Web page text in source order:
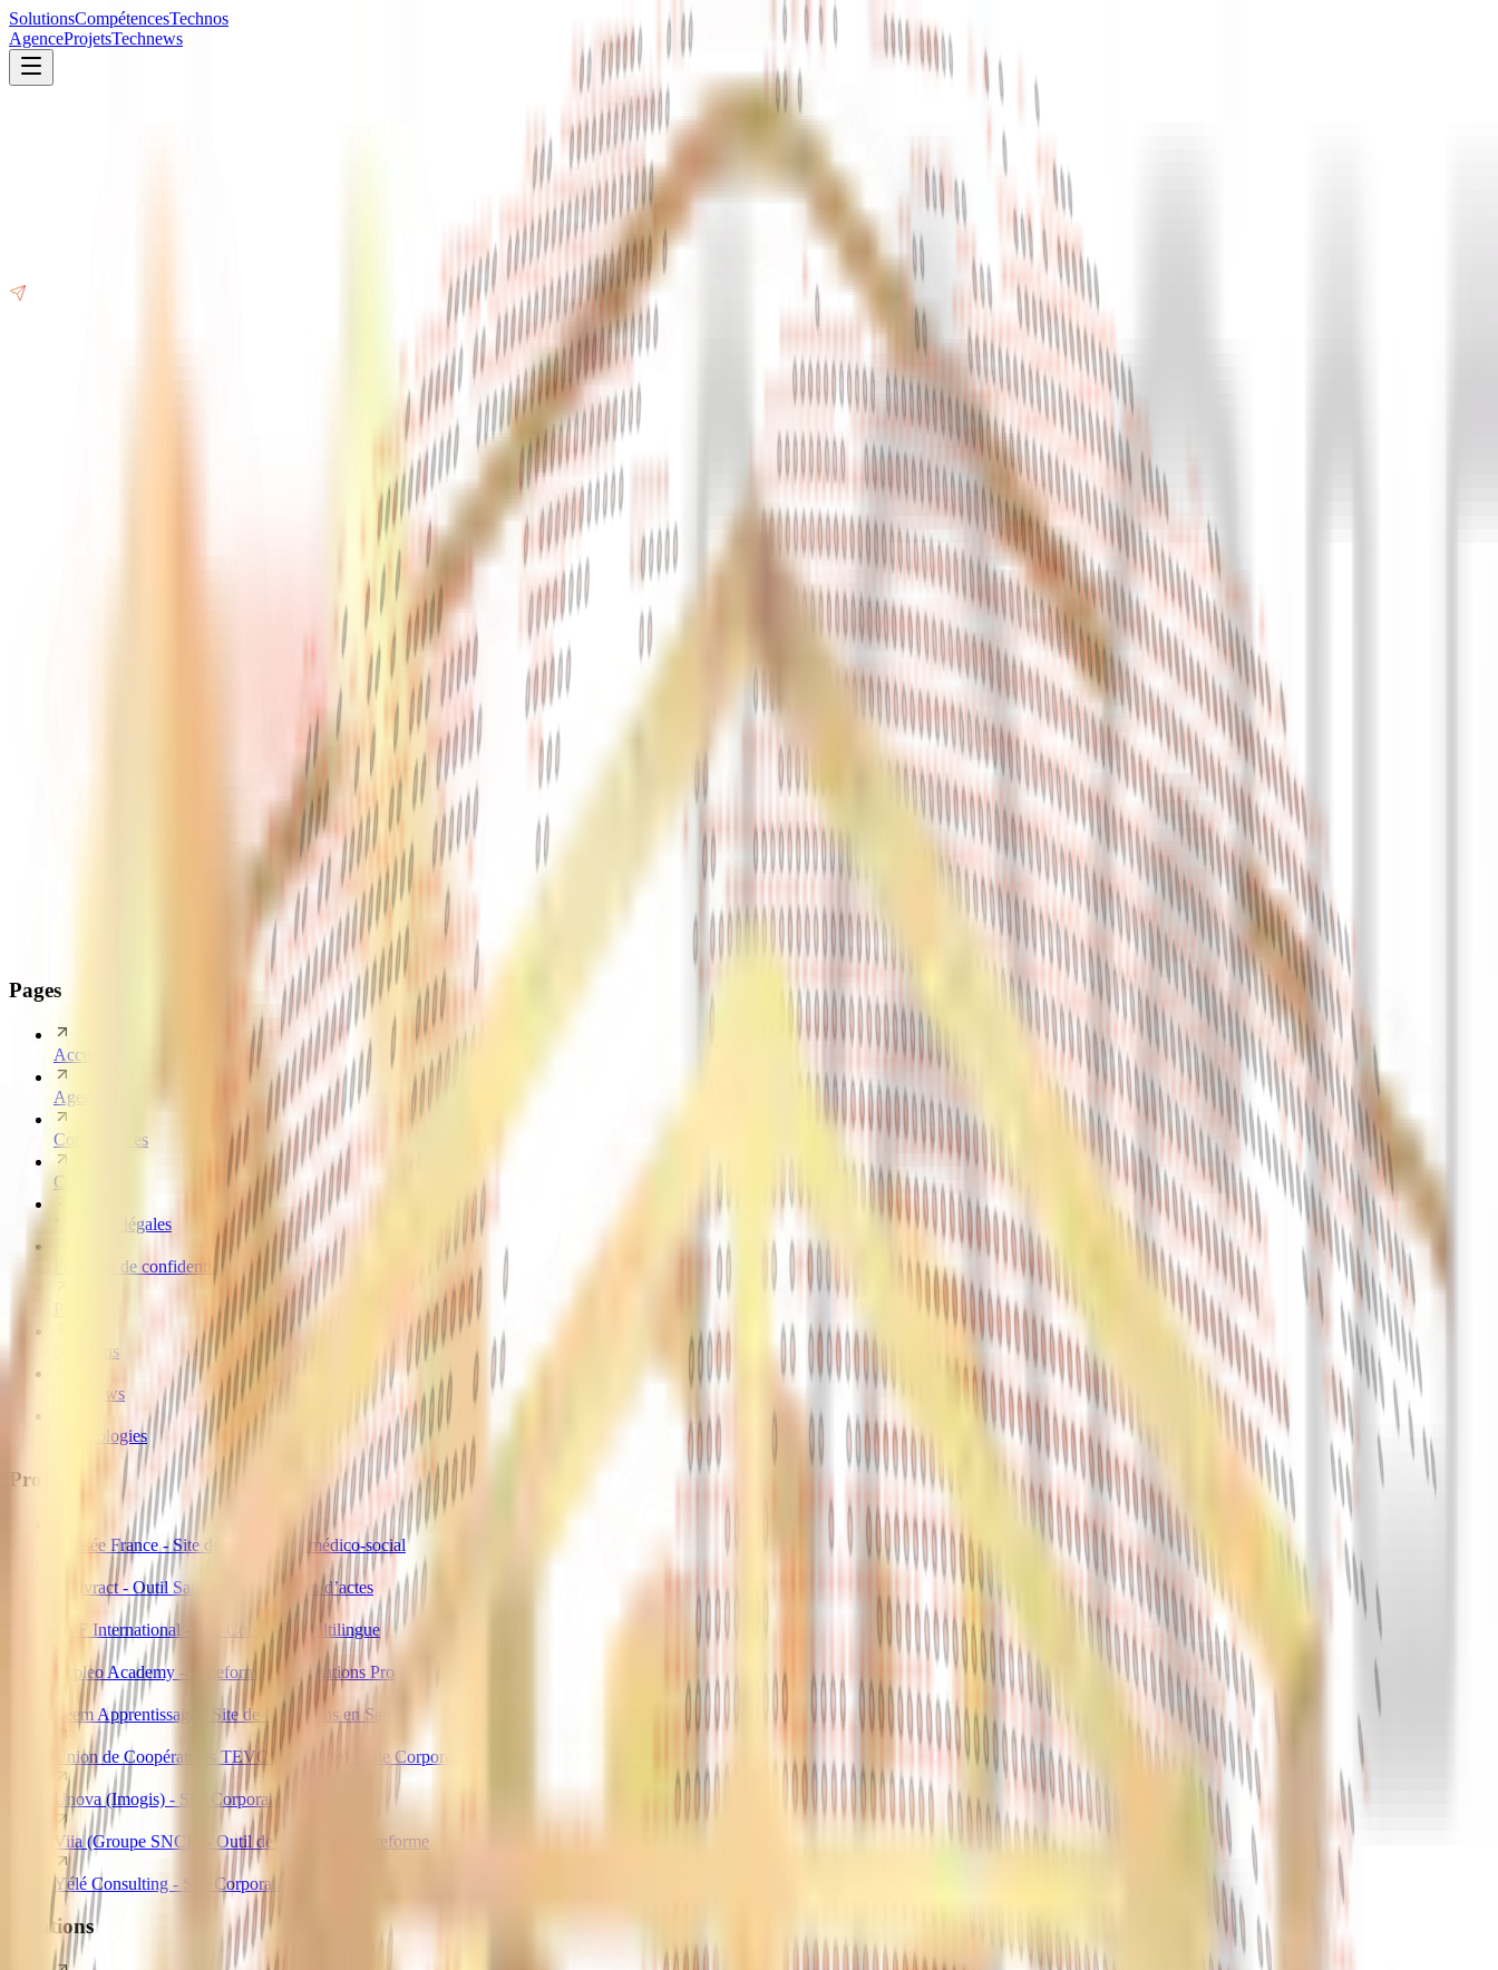
SolutionsCompétencesTechnos
AgenceProjetsTechnews
Pages
Accueil
Agence
Compétences
Contact
Mentions légales
Politique de confidentialité
Solutions
Technews
Technologies
Projets
Colisée France - Site de Résidences médico-social
Délivract - Outil SaaS de signification d’actes
EDF International - Site Corporate multilingue
Expleo Academy - Plateforme de formations Pro
Leem Apprentissage - Site de formations en Santé
Union de Coopératives TEVC (Feuillatte) - Site Corporate
Unova (Imogis) - Site Corporate unifié
Viia (Groupe SNCF) - Outil de TMS multiplateforme
Yélé Consulting - Site Corporate RSE
Solutions